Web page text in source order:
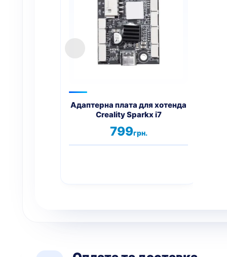
Адаптерна плата для хотенда
Creality Sparkx i7
799грн.